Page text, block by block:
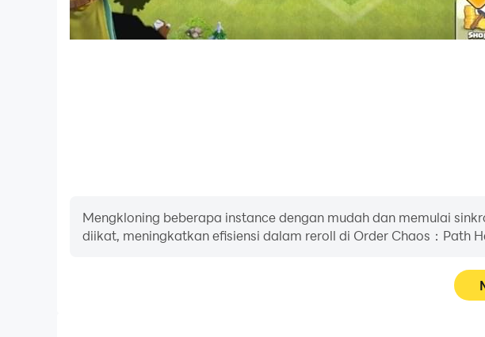
Mengkloning beberapa instance dengan mudah dan memulai
diikat, meningkatkan efisiensi dalam reroll di Order Chaos：Path